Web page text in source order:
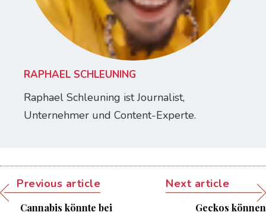
RAPHAEL SCHLEUNING
Raphael Schleuning ist Journalist,
Unternehmer und Content-Experte.
Previous article
Cannabis könnte bei
Next article
Geckos können